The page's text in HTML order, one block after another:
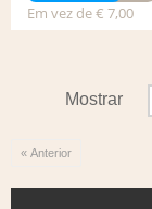
Em vez de € 7,00
Mostrar
« Anterior